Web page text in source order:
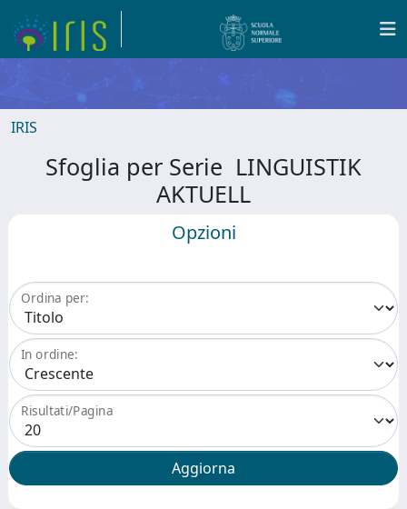
IRIS
Sfoglia per Serie LINGUISTIK
AKTUELL
Opzioni
Ordina per:
In ordine:
Risultati/Pagina